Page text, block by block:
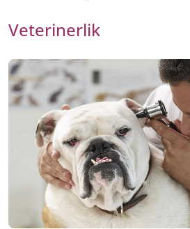
Veterinerlik